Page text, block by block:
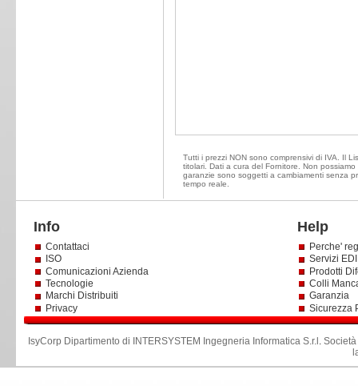
Tutti i prezzi NON sono comprensivi di IVA. Il
titolari. Dati a cura del Fornitore. Non
garanzie sono soggetti a cambiamenti senza
tempo reale.
Info Help
Contattaci
ISO
Comunicazioni Azienda
Tecnologie
Marchi Distribuiti
Privacy
Perche'
Servizi
Prodotti
Colli
Garanzia
Sicurezza
IsyCorp Dipartimento di INTERSYSTEM Ingegneria Informatica S.r.l .